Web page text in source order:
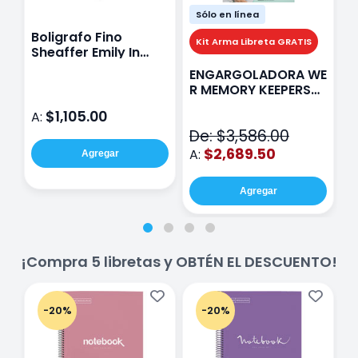
Boligrafo Fino
Sheaffer Emily In
A: $1,105.00
Agregar
Sólo en línea
Kit Arma Libreta GRATIS
ENGARGOLADORA WE
R MEMORY KEEPERS
De: $3,586.00
A: $2,689.50
Agregar
¡Compra 5 libretas y OBTÉN EL DESCUENTO!
-20% -20%